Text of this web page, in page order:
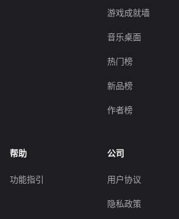
游戏成就墙
音乐桌面
热门榜
新品榜
作者榜
帮助
功能指引
公司
用户协议
隐私政策